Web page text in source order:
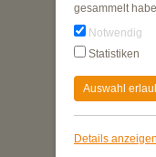
gesammelt
Notwendig
Statistiken
Auswahl
Details anzeigen